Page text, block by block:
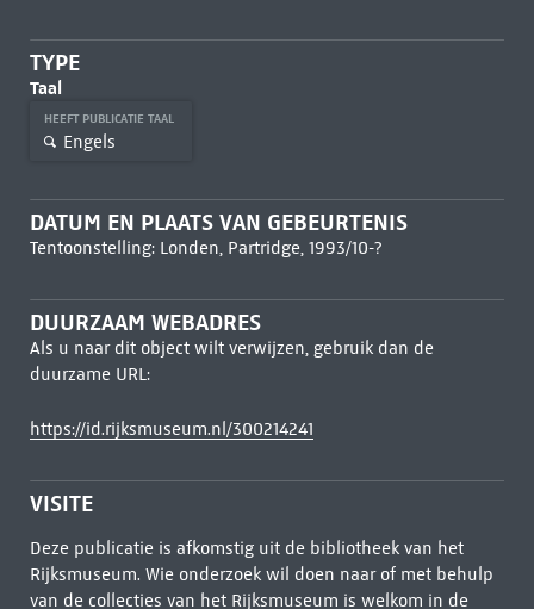
TYPE
Taal
HEEFT PUBLICATIE TAAL
Engels
DATUM EN PLAATS VAN GEBEURTENIS
Tentoonstelling: Londen, Partridge, 1993/10-?
DUURZAAM WEBADRES
Als u naar dit object wilt verwijzen, gebruik dan de
duurzame URL:
https://id.rijksmuseum.nl/300214241
VISITE
Deze publicatie is afkomstig uit de bibliotheek van het
Rijksmuseum. Wie onderzoek wil doen naar of met behulp
van de collecties van het Rijksmuseum is welkom in de